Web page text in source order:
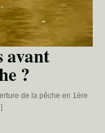
avant
?
de la pêche en 1ère